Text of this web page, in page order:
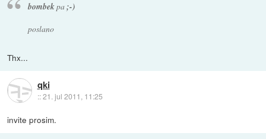
bombekpa;-)
poslano
Thx...
qki
::21. jul 2011, 11:25
invite prosim.